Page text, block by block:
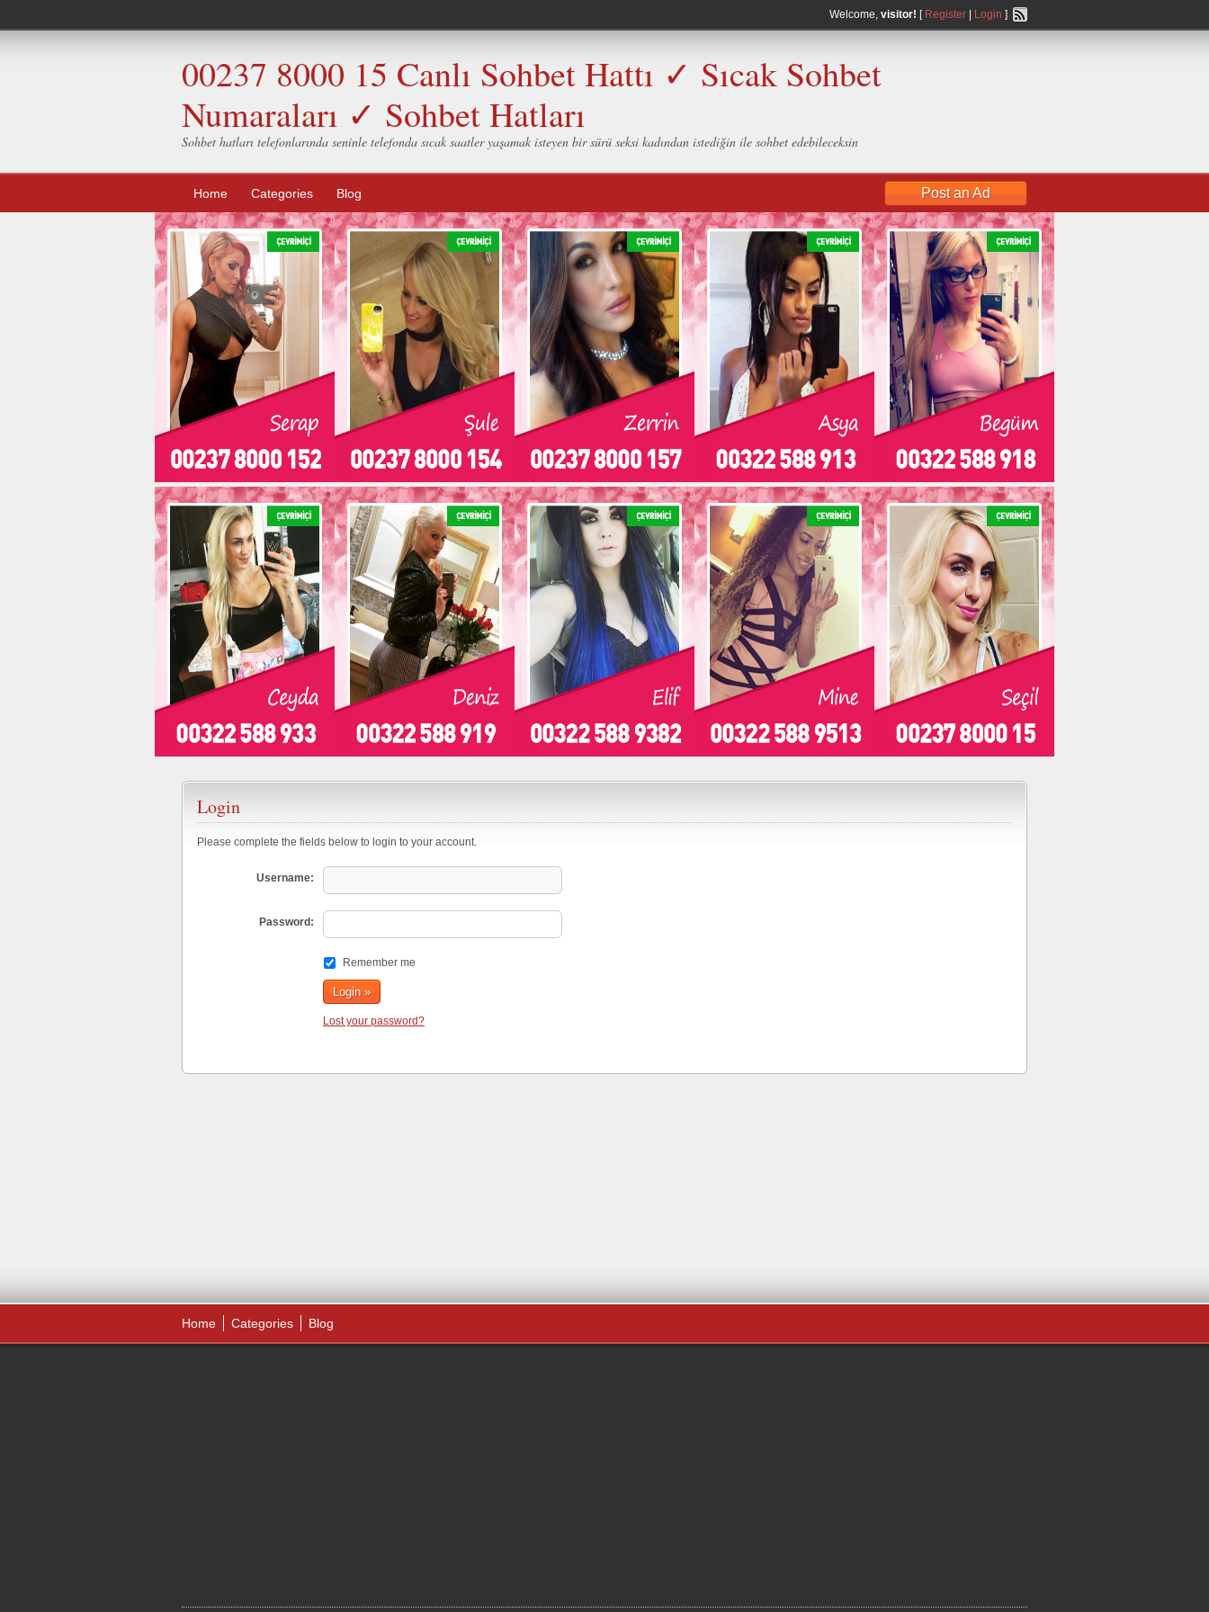
Welcome, visitor! [ Register Login ]
00237 8000 15 Canlı Sohbet Hattı ✓ Sıcak Sohbet
Numaraları ✓ Sohbet Hatları
Sohbet hatları telefonlarında seninle telefonda sıcak saatler yaşamak isteyen bir sürü seksi kadından istediğin ile sohbet edebileceksin
Home Categories Blog Post an Ad
Login
Please complete the fields below to login to your account.
Username:
Password:
Remember me
Lost your password?
Home Categories Blog